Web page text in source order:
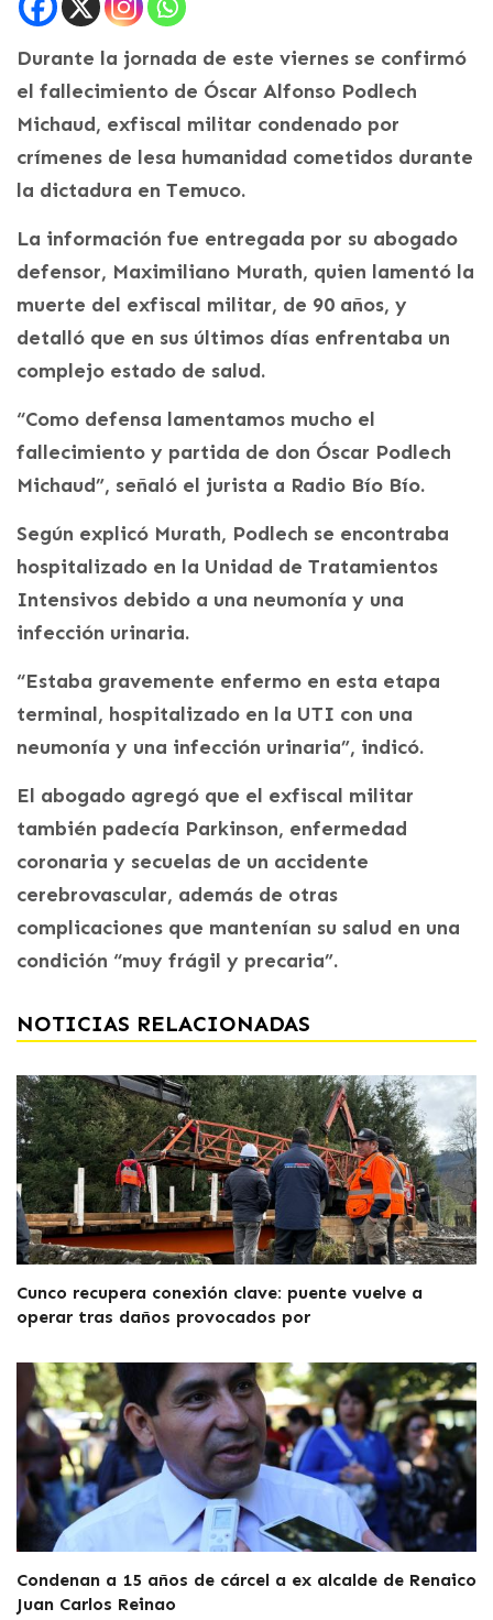
Durante la jornada de este viernes se confirmó
el fallecimiento de Óscar Alfonso Podlech
Michaud, exfiscal militar condenado por
crímenes de lesa humanidad cometidos durante
la dictadura en Temuco.
La información fue entregada por su abogado
defensor, Maximiliano Murath, quien lamentó la
muerte del exfiscal militar, de 90 años, y
detalló que en sus últimos días enfrentaba un
complejo estado de salud.
“Como defensa lamentamos mucho el
fallecimiento y partida de don Óscar Podlech
Michaud”, señaló el jurista a Radio Bío Bío.
Según explicó Murath, Podlech se encontraba
hospitalizado en la Unidad de Tratamientos
Intensivos debido a una neumonía y una
infección urinaria.
“Estaba gravemente enfermo en esta etapa
terminal, hospitalizado en la UTI con una
neumonía y una infección urinaria”, indicó.
El abogado agregó que el exfiscal militar
también padecía Parkinson, enfermedad
coronaria y secuelas de un accidente
cerebrovascular, además de otras
complicaciones que mantenían su salud en una
condición “muy frágil y precaria”.
NOTICIAS RELACIONADAS
Cunco recupera conexión clave: puente vuelve a
operar tras daños provocados por
Condenan a 15 años de cárcel a ex alcalde de Renaico
Juan Carlos Reinao